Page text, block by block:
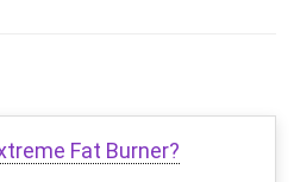
Fat Burner?